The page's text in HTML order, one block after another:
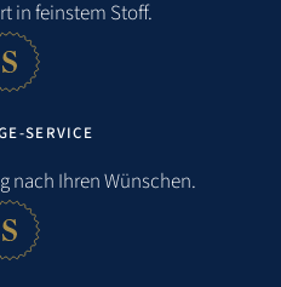
in feinstem Stoff.
SERVICE
nach Ihren Wünschen.